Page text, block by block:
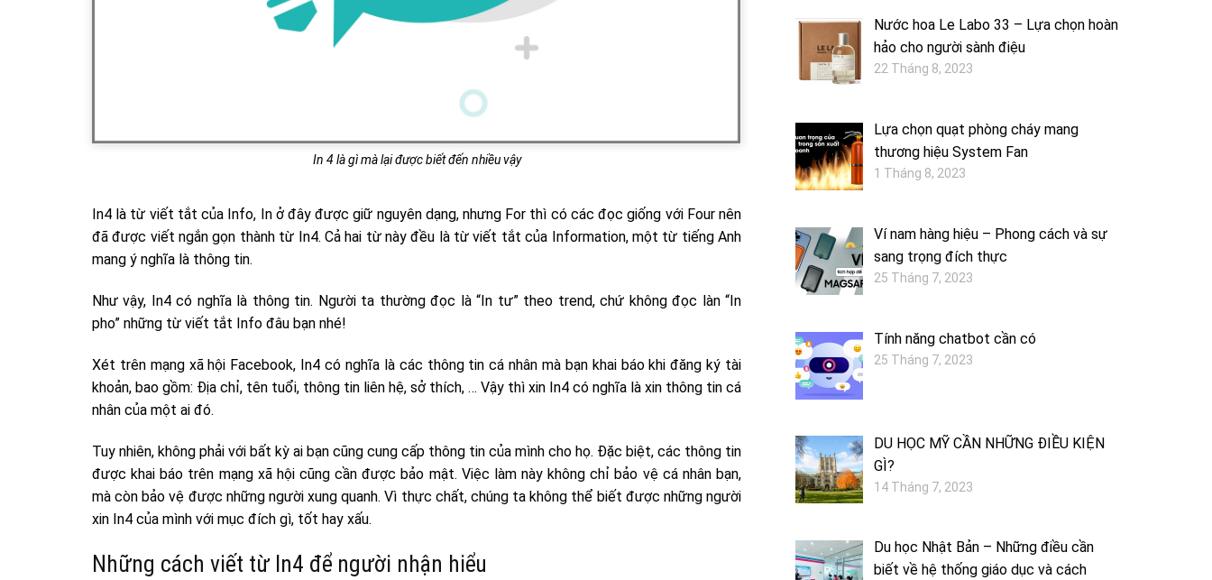
In 4 là gì mà lại được biết đến nhiều vậy
In4 là từ viết tắt của Info, In ở đây được giữ nguyên dạng, nhưng For thì có các đọc giống với Four nên
đã được viết ngắn gọn thành từ In4. Cả hai từ này đều là từ viết tắt của Information, một từ tiếng Anh
mang ý nghĩa là thông tin.
Như vậy, In4 có nghĩa là thông tin. Người ta thường đọc là “In tư” theo trend, chứ không đọc làn “In
pho” những từ viết tắt Info đâu bạn nhé!
Xét trên mạng xã hội Facebook, In4 có nghĩa là các thông tin cá nhân mà bạn khai báo khi đăng ký tài
khoản, bao gồm: Địa chỉ, tên tuổi, thông tin liên hệ, sở thích, … Vậy thì xin In4 có nghĩa là xin thông tin cá
nhân của một ai đó.
Tuy nhiên, không phải với bất kỳ ai bạn cũng cung cấp thông tin của mình cho họ. Đặc biệt, các thông tin
được khai báo trên mạng xã hội cũng cần được bảo mật. Việc làm này không chỉ bảo vệ cá nhân bạn,
mà còn bảo vệ được những người xung quanh. Vì thực chất, chúng ta không thể biết được những người
xin In4 của mình với mục đích gì, tốt hay xấu.
Những cách viết từ In4 để người nhận hiểu
Nước hoa Le Labo 33 – Lựa chọn hoàn
hảo cho người sành điệu
22 Tháng 8, 2023
Lựa chọn quạt phòng cháy mang
thương hiệu System Fan
1 Tháng 8, 2023
Ví nam hàng hiệu – Phong cách và sự
sang trọng đích thực
25 Tháng 7, 2023
Tính năng chatbot cần có
25 Tháng 7, 2023
DU HỌC MỸ CẦN NHỮNG ĐIỀU KIỆN
GÌ?
14 Tháng 7, 2023
Du học Nhật Bản – Những điều cần
biết về hệ thống giáo dục và cách